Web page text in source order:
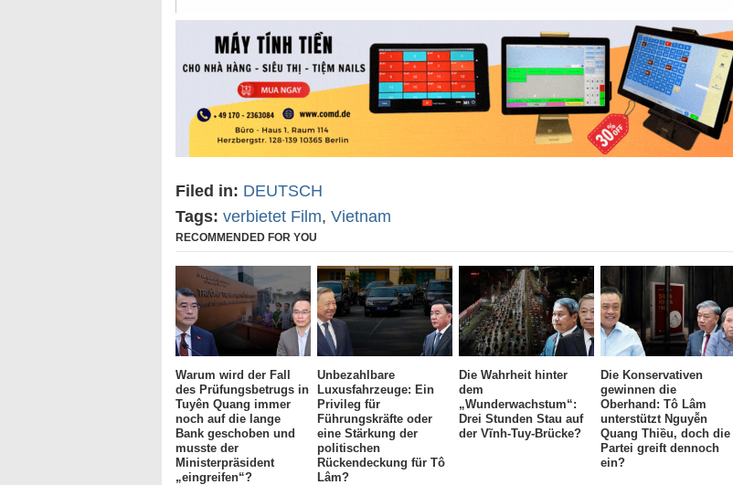
Filed in: DEUTSCH
Tags: verbietet Film, Vietnam
RECOMMENDED FOR YOU
Warum wird der Fall
des Prüfungsbetrugs in
Tuyên Quang immer
noch auf die lange
Bank geschoben und
musste der
Ministerpräsident
„eingreifen“?
Unbezahlbare
Luxusfahrzeuge: Ein
Privileg für
Führungskräfte oder
eine Stärkung der
politischen
Rückendeckung für Tô
Lâm?
Die Wahrheit hinter
dem
„Wunderwachstum“:
Drei Stunden Stau auf
der Vĩnh-Tuy-Brücke?
Die Konservativen
gewinnen die
Oberhand: Tô Lâm
unterstützt Nguyễn
Quang Thiều, doch die
Partei greift dennoch
ein?